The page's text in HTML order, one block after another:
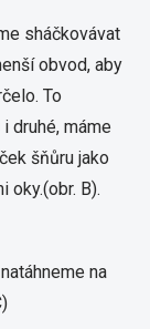
sháčkovávat
obvod, aby
To
druhé, máme
šňůru jako
oky.(obr. B).
na